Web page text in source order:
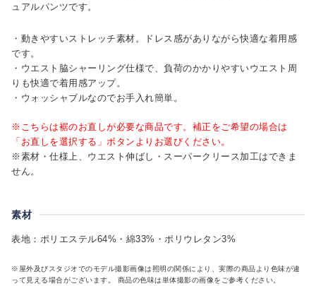
ュアルパンツです。
・動きやすいストレッチ素材。ドレス感がありながら快適な着用感
です。
・ウエスト脇シャーリング仕様で、負荷のかかりやすいウエスト周
りも快適で着用感アップ。
・ウォッシャブルなのでお手入れ簡単。
※こちらは裾のお直しが必要な商品です。補正をご希望の場合は
「お直しを選択する」ボタンよりお選びください。
※素材・仕様上、ウエスト伸ばし・スーパークリース加工はできま
せん。
素材
表地：ポリエステル64%・綿33%・ポリウレタン3%
※屋外及びスタジオでのモデル撮影画像は照明の関係により、実際の商品より色味が違
って見える場合がございます。 商品の色味は単体撮影の画像をご参考ください。